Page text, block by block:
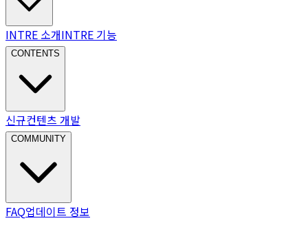
INTRE 소개INTRE 기능
CONTENTS
신규컨텐츠 개발
COMMUNITY
FAQ업데이트 정보